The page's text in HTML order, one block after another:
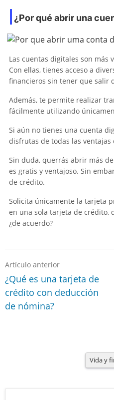
¿Por qué abrir una
Las cuentas digitales son más
Con ellas, tienes acceso a
financieros sin tener que salir
Además, te permite realizar
fácilmente utilizando
Si aún no tienes una cuenta
disfrutas de todas las ventajas
Sin duda, querrás abrir más
es gratis y ventajoso. Sin
de crédito.
Solicita únicamente la tarjeta
en una sola tarjeta de crédito,
¿de acuerdo?
Artículo anterior
¿Qué es una tarjeta de
crédito con deducción
de nómina?
Vida y